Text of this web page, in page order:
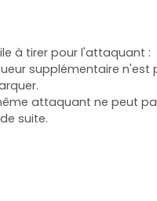
à tirer pour l'attaquant :
supplémentaire n'est
attaquant ne peut
suite.